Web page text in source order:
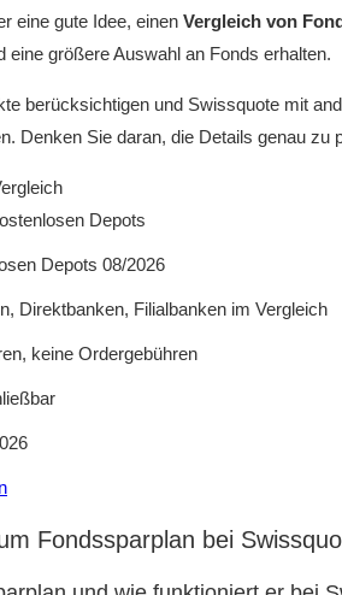
eine gute Idee, einen Vergleich von
eine größere Auswahl an Fonds erhalten.
berücksichtigen und Swissquote mit
Denken Sie daran, die Details genau
Depots
Depots 08/2026
Direktbanken, Filialbanken im Vergleich
keine Ordergebühren
Fondssparplan bei